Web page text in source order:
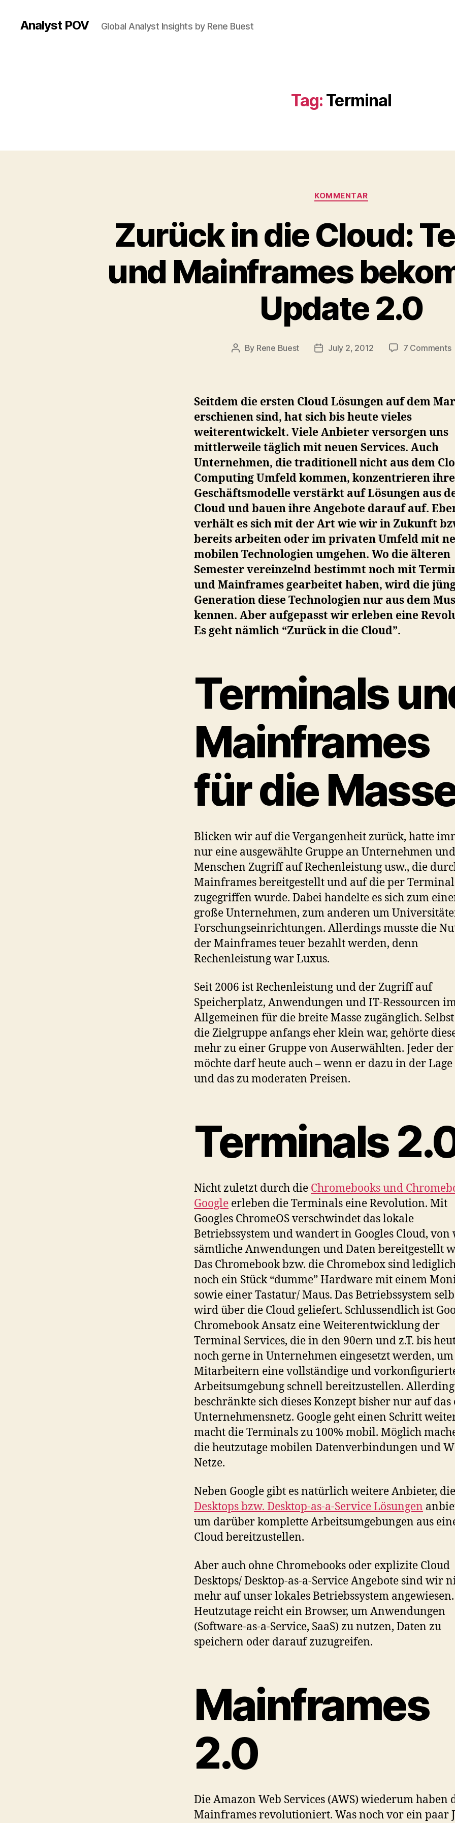
Analyst POV Global Analyst Insights by Rene Buest
Tag: Terminal
Categories
KOMMENTAR
Zurück in die Cloud:
und Mainframes
Update 2.0
Post
By Rene Buest
PostJuly 2, 2012 7 Commentson
Seitdem die ersten Cloud Lösungen auf dem
erschienen sind, hat sich bis heute vieles
weiterentwickelt. Viele Anbieter versorgen uns
mittlerweile täglich mit neuen Services. Auch
Unternehmen, die traditionell nicht aus dem
Computing Umfeld kommen, konzentrieren ihre
Geschäftsmodelle verstärkt auf Lösungen aus
Cloud und bauen ihre Angebote darauf auf.
verhält es sich mit der Art wie wir in Zukunft
bereits arbeiten oder im privaten Umfeld mit
mobilen Technologien umgehen. Wo die älteren
Semester vereinzelnd bestimmt noch mit
und Mainframes gearbeitet haben, wird die
Generation diese Technologien nur aus dem
kennen. Aber aufgepasst wir erleben eine
Es geht nämlich “Zurück in die Cloud”.
Terminals
Mainframes
für die
Blicken wir auf die Vergangenheit zurück, hatte
nur eine ausgewählte Gruppe an Unternehmen und
Menschen Zugriff auf Rechenleistung usw., die
Mainframes bereitgestellt und auf die per
zugegriffen wurde. Dabei handelte es sich zum
große Unternehmen, zum anderen um
Forschungseinrichtungen. Allerdings musste die
der Mainframes teuer bezahlt werden, denn
Rechenleistung war Luxus.
Seit 2006 ist Rechenleistung und der Zugriff auf
Speicherplatz, Anwendungen und IT-Ressourcen
Allgemeinen für die breite Masse zugänglich.
die Zielgruppe anfangs eher klein war, gehörte
mehr zu einer Gruppe von Auserwählten. Jeder der
möchte darf heute auch – wenn er dazu in der Lage
und das zu moderaten Preisen.
Terminals
Nicht zuletzt durch die Chromebooks und
Google erleben die Terminals eine Revolution. Mit
Googles ChromeOS verschwindet das lokale
Betriebssystem und wandert in Googles Cloud, von
sämtliche Anwendungen und Daten bereitgestellt
Das Chromebook bzw. die Chromebox sind
noch ein Stück “dumme” Hardware mit einem
sowie einer Tastatur/ Maus. Das Betriebssystem
wird über die Cloud geliefert. Schlussendlich ist
Chromebook Ansatz eine Weiterentwicklung der
Terminal Services, die in den 90ern und z.T. bis
noch gerne in Unternehmen eingesetzt werden,
Mitarbeitern eine vollständige und
Arbeitsumgebung schnell bereitzustellen.
beschränkte sich dieses Konzept bisher nur auf das
Unternehmensnetz. Google geht einen Schritt
macht die Terminals zu 100% mobil. Möglich
die heutzutage mobilen Datenverbindungen und
Netze.
Neben Google gibt es natürlich weitere Anbieter, die
Desktops bzw. Desktop-as-a-Service Lösungen
um darüber komplette Arbeitsumgebungen aus
Cloud bereitzustellen.
Aber auch ohne Chromebooks oder explizite Cloud
Desktops/ Desktop-as-a-Service Angebote sind wir
mehr auf unser lokales Betriebssystem angewiesen.
Heutzutage reicht ein Browser, um Anwendungen
(Software-as-a-Service, SaaS) zu nutzen, Daten zu
speichern oder darauf zuzugreifen.
Mainframes
2.0
Die Amazon Web Services (AWS) wiederum haben
Mainframes revolutioniert. Was noch vor ein paar